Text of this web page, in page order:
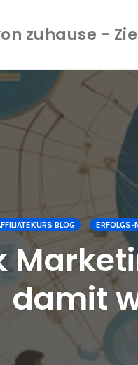
zuhause -
BLOG ERFOLGS-
damit